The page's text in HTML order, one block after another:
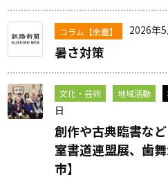
コラム【余塵】 2026年
暑さ対策
文化・芸術 地域活動
日
創作や古典臨書な
室書道連盟展、歯
市】